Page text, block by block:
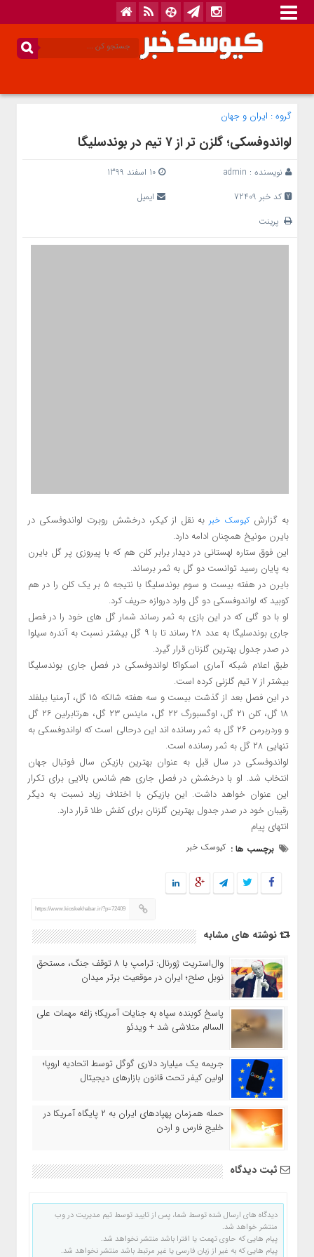
گروه : ایران و جهان
لواندوفسکی؛ گلزن تر از ۷ تیم در بوندسلیگا
نویسنده : admin
10 اسفند 1399
کد خبر 72409
ایمیل
پرینت
به گزارش کیوسک خبربه نقل از کیکر، درخشش روبرت لواندوفسکی در
بایرن مونیخ همچنان ادامه دارد.
این فوق ستاره لهستانی در دیدار برابر کلن هم که با پیروزی پر گل بایرن
به پایان رسید توانست دو گل به ثمر برساند.
بایرن در هفته بیست و سوم بوندسلیگا با نتیجه ۵ بر یک کلن را در هم
کوبید که لواندوفسکی دو گل وارد دروازه حریف کرد.
او با دو گلی که در این بازی به ثمر رساند شمار گل های خود را در فصل
جاری بوندسلیگا به عدد ۲۸ رساند تا با ۹ گل بیشتر نسبت به آندره سیلوا
در صدر جدول بهترین گلزنان قرار گیرد.
طبق اعلام شبکه آماری اسکواکا لواندوفسکی در فصل جاری بوندسلیگا
بیشتر از ۷ تیم گلزنی کرده است.
در این فصل بعد از گذشت بیست و سه هفته شالکه ۱۵ گل، آرمنیا بیلفلد
۱۸ گل، کلن ۲۱ گل، اوگسبورگ ۲۲ گل، ماینس ۲۳ گل، هرتابرلین ۲۶ گل
و وردربرمن ۲۶ گل به ثمر رسانده اند این درحالی است که لواندوفسکی به
تنهایی ۲۸ گل به ثمر رسانده است.
لواندوفسکی در سال قبل به عنوان بهترین بازیکن سال فوتبال جهان
انتخاب شد. او با درخشش در فصل جاری هم شانس بالایی برای تکرار
این عنوان خواهد داشت. این بازیکن با اختلاف زیاد نسبت به دیگر
رقیبان خود در صدر جدول بهترین گلزنان برای کفش طلا قرار دارد.
انتهای پیام
برچسب ها : کیوسک خبر
https://www.kioskekhabar.ir/?p=72409
نوشته های مشابه
وال‌استریت ژورنال: ترامپ با ۸ توقف جنگ، مستحق
نوبل صلح؛ ایران در موقعیت برتر میدان
پاسخ کوبنده سپاه به جنایات آمریکا؛ زاغه مهمات علی
السالم متلاشی شد + ویدئو
جریمه یک میلیارد دلاری گوگل توسط اتحادیه اروپا؛
اولین کیفر تحت قانون بازارهای دیجیتال
حمله همزمان پهپادهای ایران به ۲ پایگاه آمریکا در
خلیج فارس و اردن
ثبت دیدگاه
دیدگاه های ارسال شده توسط شما، پس از تایید توسط تیم مدیریت در وب
منتشر خواهد شد.
پیام هایی که حاوی تهمت یا افترا باشد منتشر نخواهد شد.
پیام هایی که به غیر از زبان فارسی یا غیر مرتبط باشد منتشر نخواهد شد.